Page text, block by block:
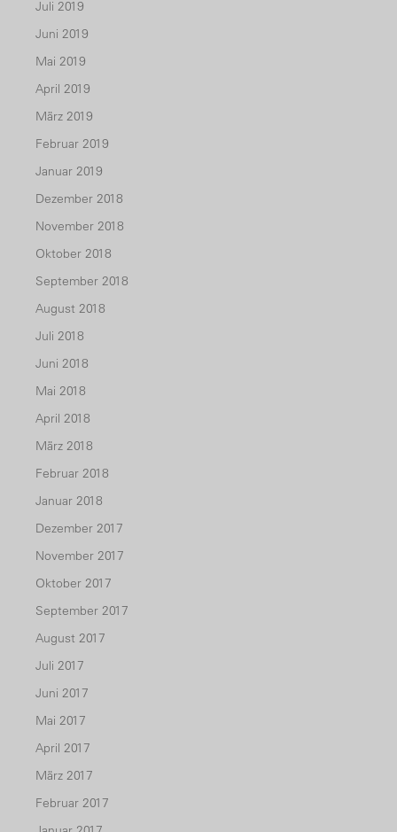
Juli 2019
Juni 2019
Mai 2019
April 2019
März 2019
Februar 2019
Januar 2019
Dezember 2018
November 2018
Oktober 2018
September 2018
August 2018
Juli 2018
Juni 2018
Mai 2018
April 2018
März 2018
Februar 2018
Januar 2018
Dezember 2017
November 2017
Oktober 2017
September 2017
August 2017
Juli 2017
Juni 2017
Mai 2017
April 2017
März 2017
Februar 2017